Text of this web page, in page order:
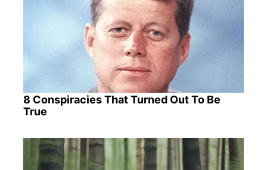
8 Conspiracies That Turned Out To Be
True